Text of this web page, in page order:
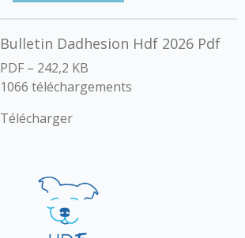
Bulletin Dadhesion Hdf 2026 Pdf
PDF – 242,2 KB
1066 téléchargements
Télécharger